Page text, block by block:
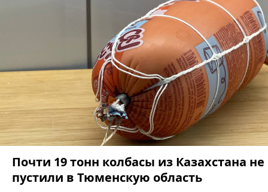
Почти 19 тонн колбасы из Казахстана не
пустили в Тюменскую область